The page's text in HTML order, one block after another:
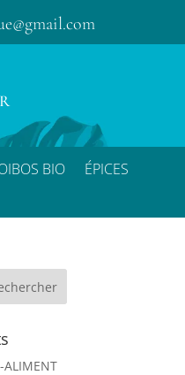
BIO
ÉPICES
ALIMENT